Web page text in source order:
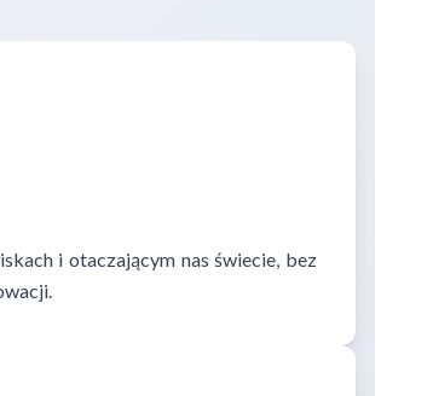
i otaczającym nas świecie, bez